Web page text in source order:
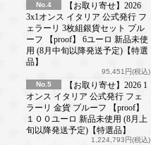
No.4
【お取り寄せ】2026
3x1オンス イタリア 公式発行 フ
ェラーリ 3枚組銀貨セット プル
ーフ 【proof】 6ユーロ 新品未使
用 (8月中旬以降発送予定)【特選
品】
95,451円(税込)
No.5
【お取り寄せ】2026 1
オンス イタリア 公式発行 フェ
ラーリ 金貨 プルーフ 【proof】
１００ユーロ 新品未使用 (8月上
旬以降発送予定)【特選品】
1,224,793円(税込)